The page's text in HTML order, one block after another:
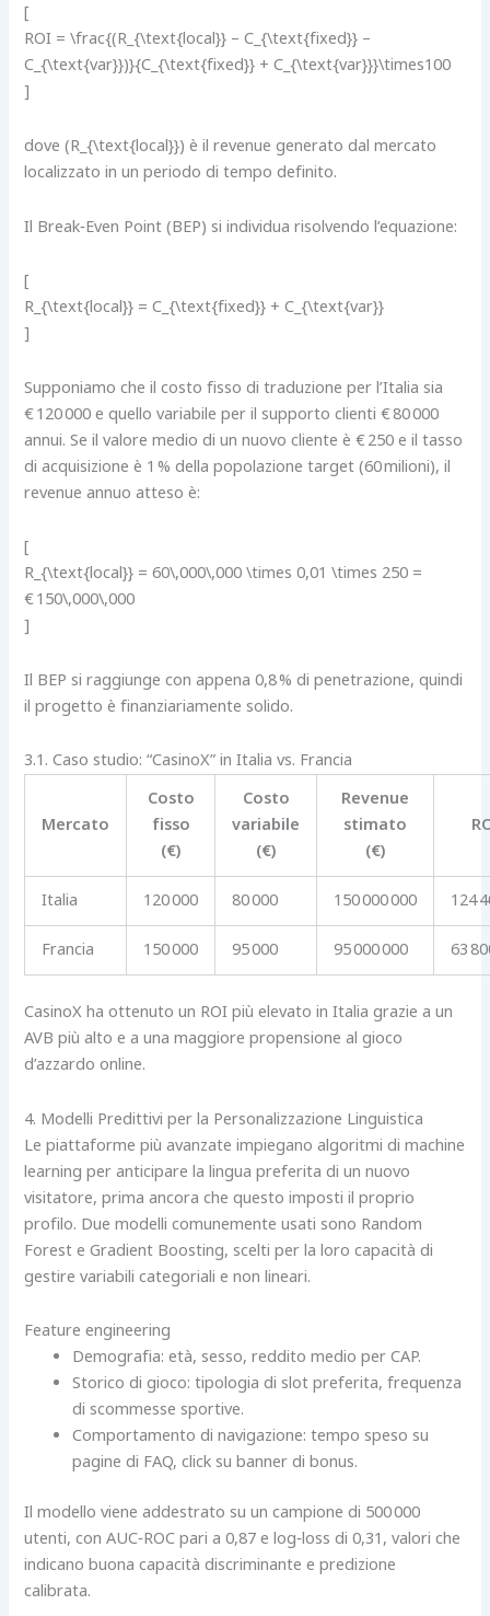
[
ROI = \frac{(R_{\text{local}} – C_{\text{fixed}} –
C_{\text{var}})}{C_{\text{fixed}} + C_{\text{var}}}\times100
]
dove (R_{\text{local}}) è il revenue generato dal mercato
localizzato in un periodo di tempo definito.
Il Break‑Even Point (BEP) si individua risolvendo l’equazione:
[
R_{\text{local}} = C_{\text{fixed}} + C_{\text{var}}
]
Supponiamo che il costo fisso di traduzione per l’Italia sia
€ 120 000 e quello variabile per il supporto clienti € 80 000
annui. Se il valore medio di un nuovo cliente è € 250 e il tasso
di acquisizione è 1 % della popolazione target (60 milioni), il
revenue annuo atteso è:
[
R_{\text{local}} = 60\,000\,000 \times 0,01 \times 250 =
€ 150\,000\,000
]
Il BEP si raggiunge con appena 0,8 % di penetrazione, quindi
il progetto è finanziariamente solido.
3.1. Caso studio: “CasinoX” in Italia vs. Francia
Mercato
Costo
fisso
(€)
Costo
variabile
(€)
Revenue
stimato
(€)
Italia 120 000 80 000 150 000 000 124
Francia 150 000 95 000 95 000 000 63
CasinoX ha ottenuto un ROI più elevato in Italia grazie a un
AVB più alto e a una maggiore propensione al gioco
d’azzardo online.
4. Modelli Predittivi per la Personalizzazione Linguistica
Le piattaforme più avanzate impiegano algoritmi di machine
learning per anticipare la lingua preferita di un nuovo
visitatore, prima ancora che questo imposti il proprio
profilo. Due modelli comunemente usati sono Random
Forest e Gradient Boosting, scelti per la loro capacità di
gestire variabili categoriali e non lineari.
Feature engineering
Demografia: età, sesso, reddito medio per CAP.
Storico di gioco: tipologia di slot preferita, frequenza
di scommesse sportive.
Comportamento di navigazione: tempo speso su
pagine di FAQ, click su banner di bonus.
Il modello viene addestrato su un campione di 500 000
utenti, con AUC‑ROC pari a 0,87 e log‑loss di 0,31, valori che
indicano buona capacità discriminante e predizione
calibrata.